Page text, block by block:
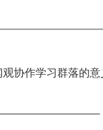
观协作学习群落